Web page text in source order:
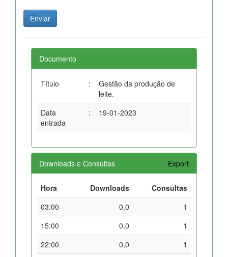
Documento
Título :
Gestão da produção de
leite.
Data
entrada
: 19-01-2023
Downloads e Consultas Export
Hora Downloads
Consultas
03:00
0,0
1
15:00
0,0
1
22:00
0,0
1